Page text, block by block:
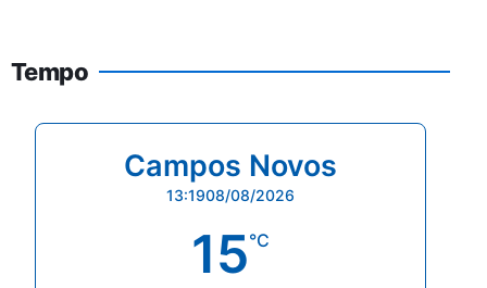
Tempo
Campos Novos
13:1908/08/2026
15°C